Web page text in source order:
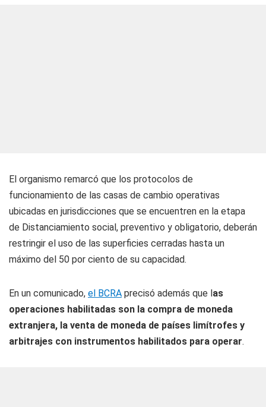
El organismo remarcó que los protocolos de
funcionamiento de las casas de cambio operativas
ubicadas en jurisdicciones que se encuentren en la etapa
de Distanciamiento social, preventivo y obligatorio, deberán
restringir el uso de las superficies cerradas hasta un
máximo del 50 por ciento de su capacidad.
En un comunicado, el BCRA precisó además que las
operaciones habilitadas son la compra de moneda
extranjera, la venta de moneda de países limítrofes y
arbitrajes con instrumentos habilitados para operar.